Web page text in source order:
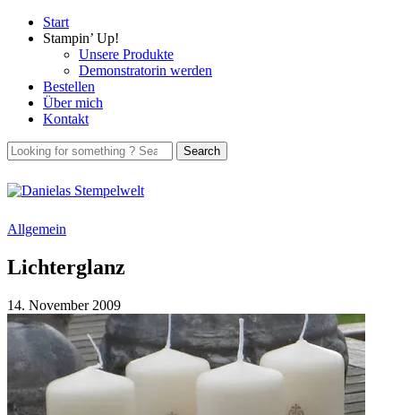
Start
Stampin’ Up!
Unsere Produkte
Demonstratorin werden
Bestellen
Über mich
Kontakt
Allgemein
Lichterglanz
14. November 2009